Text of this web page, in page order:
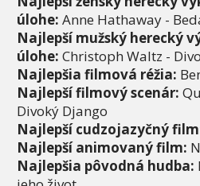
úlohe: Anne Hathaway -
Najlepší mužský herecký
úlohe: Christoph Waltz -
Najlepšia filmová réžia:
Najlepší filmový scenár:
Divoký Django
Najlepší cudzojazyčný
Najlepší animovaný film:
Najlepšia pôvodná hudba: